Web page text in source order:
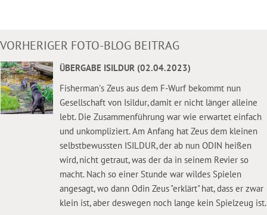
VORHERIGER FOTO-BLOG BEITRAG
ÜBERGABE ISILDUR (02.04.2023)
Fisherman's Zeus aus dem F-Wurf bekommt nun
Gesellschaft von Isildur, damit er nicht länger alleine
lebt. Die Zusammenführung war wie erwartet einfach
und unkompliziert. Am Anfang hat Zeus dem kleinen
selbstbewussten ISILDUR, der ab nun ODIN heißen
wird, nicht getraut, was der da in seinem Revier so
macht. Nach so einer Stunde war wildes Spielen
angesagt, wo dann Odin Zeus "erklärt" hat, dass er zwar
klein ist, aber deswegen noch lange kein Spielzeug ist.